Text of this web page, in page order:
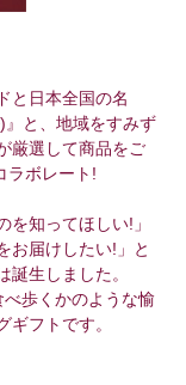
と日本全国の名
と、地域をすみず
厳選して商品をご
ラボレート!
知ってほしい!」
お届けしたい!」と
誕生しました。
歩くかのような愉
ギフトです。